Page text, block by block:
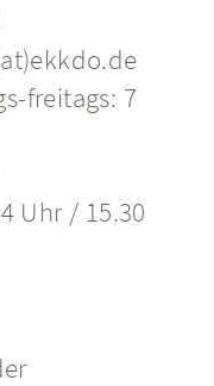
freitags: 7
Uhr / 15.30